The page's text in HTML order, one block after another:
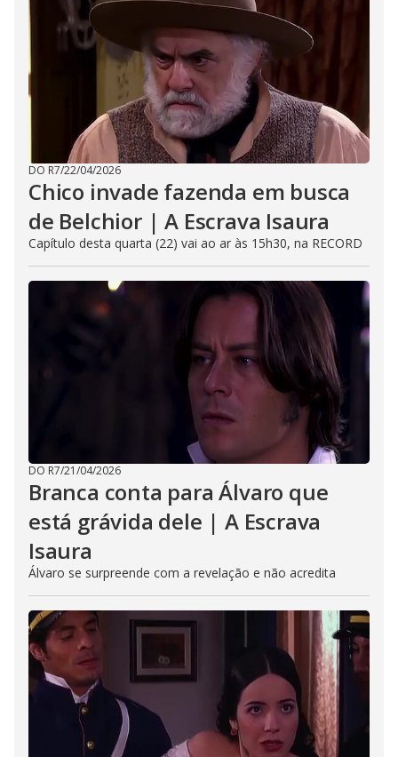
DO R7/22/04/2026
Chico invade fazenda em busca
de Belchior | A Escrava Isaura
Capítulo desta quarta (22) vai ao ar às 15h30, na RECORD
DO R7/21/04/2026
Branca conta para Álvaro que
está grávida dele | A Escrava
Isaura
Álvaro se surpreende com a revelação e não acredita